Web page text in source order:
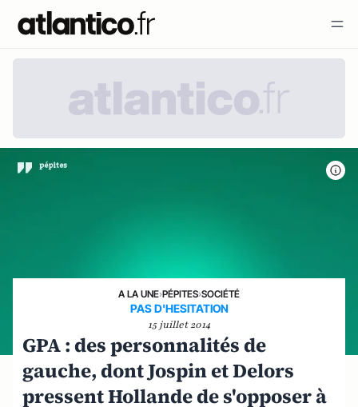
A LA UNE›PÉPITES›SOCIÉTÉ
PAS D'HESITATION
15 juillet 2014
GPA : des personnalités de
gauche, dont Jospin et Delors
pressent Hollande de s'opposer à